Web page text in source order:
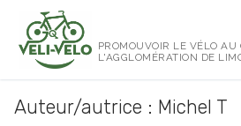
contenu
PROMOUVOIR LE VÉLO AU
L'AGGLOMÉRATION DE
Rechercher :
Auteur/autrice : Michel T